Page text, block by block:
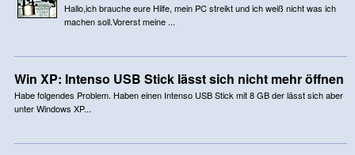
Hallo,ich brauche eure Hilfe, mein PC streikt und ich weiß nicht was ich
machen soll.Vorerst meine ...
Win XP: Intenso USB Stick lässt sich nicht mehr öffnen
Habe folgendes Problem. Haben einen Intenso USB Stick mit 8 GB der lässt sich aber
unter Windows XP...